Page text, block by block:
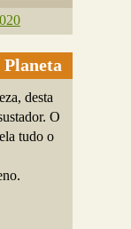
Planeta
desta
O
tudo o